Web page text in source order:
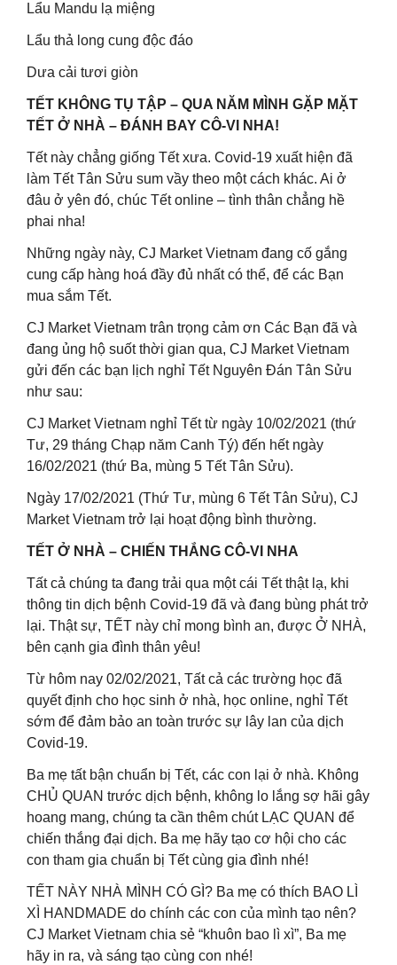
Lẩu Mandu lạ miệng
Lẩu thả long cung độc đáo
Dưa cải tươi giòn
TẾT KHÔNG TỤ TẬP – QUA NĂM MÌNH GẶP MẶT
TẾT Ở NHÀ – ĐÁNH BAY CÔ-VI NHA!
Tết này chẳng giống Tết xưa. Covid-19 xuất hiện đã
làm Tết Tân Sửu sum vầy theo một cách khác. Ai ở
đâu ở yên đó, chúc Tết online – tình thân chẳng hề
phai nha!
Những ngày này, CJ Market Vietnam đang cố gắng
cung cấp hàng hoá đầy đủ nhất có thể, để các Bạn
mua sắm Tết.
CJ Market Vietnam trân trọng cảm ơn Các Bạn đã và
đang ủng hộ suốt thời gian qua, CJ Market Vietnam
gửi đến các bạn lịch nghỉ Tết Nguyên Đán Tân Sửu
như sau:
CJ Market Vietnam nghỉ Tết từ ngày 10/02/2021 (thứ
Tư, 29 tháng Chạp năm Canh Tý) đến hết ngày
16/02/2021 (thứ Ba, mùng 5 Tết Tân Sửu).
Ngày 17/02/2021 (Thứ Tư, mùng 6 Tết Tân Sửu), CJ
Market Vietnam trở lại hoạt động bình thường.
TẾT Ở NHÀ – CHIẾN THẮNG CÔ-VI NHA
Tất cả chúng ta đang trải qua một cái Tết thật lạ, khi
thông tin dịch bệnh Covid-19 đã và đang bùng phát trở
lại. Thật sự, TẾT này chỉ mong bình an, được Ở NHÀ,
bên cạnh gia đình thân yêu!
Từ hôm nay 02/02/2021, Tất cả các trường học đã
quyết định cho học sinh ở nhà, học online, nghỉ Tết
sớm để đảm bảo an toàn trước sự lây lan của dịch
Covid-19.
Ba mẹ tất bận chuẩn bị Tết, các con lại ở nhà. Không
CHỦ QUAN trước dịch bệnh, không lo lắng sợ hãi gây
hoang mang, chúng ta cần thêm chút LẠC QUAN để
chiến thắng đại dịch. Ba mẹ hãy tạo cơ hội cho các
con tham gia chuẩn bị Tết cùng gia đình nhé!
TẾT NÀY NHÀ MÌNH CÓ GÌ? Ba mẹ có thích BAO LÌ
XÌ HANDMADE do chính các con của mình tạo nên?
CJ Market Vietnam chia sẻ “khuôn bao lì xì”, Ba mẹ
hãy in ra, và sáng tạo cùng con nhé!